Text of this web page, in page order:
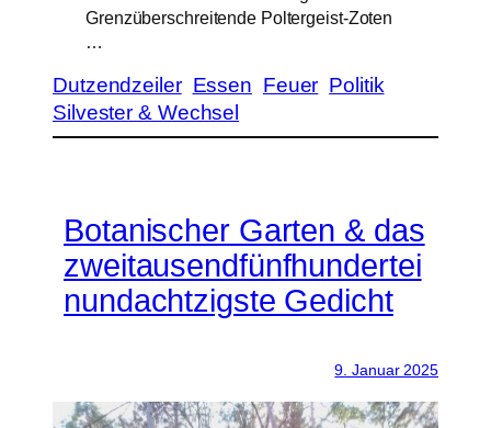
Grenzüberschreitende Poltergeist-Zoten
Dutzendzeiler Essen Feuer Politik
Silvester & Wechsel
Botanischer Garten & das
zweitausendfünfhundertei
nundachtzigste Gedicht
9. Januar 2025